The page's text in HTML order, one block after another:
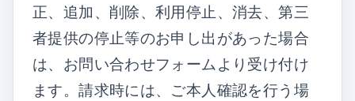
正、追加、削除、利用停止、消去、第三
者提供の停止等のお申し出があった場合
は、お問い合わせフォームより受け付け
ます。請求時には、ご本人確認を行う場